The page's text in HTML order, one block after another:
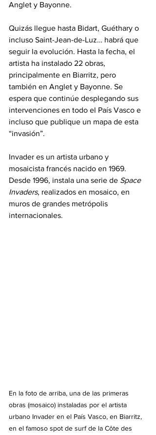
Anglet y Bayonne.
Quizás llegue hasta Bidart, Guéthary o
incluso Saint-Jean-de-Luz… habrá que
seguir la evolución. Hasta la fecha, el
artista ha instalado 22 obras,
principalmente en Biarritz, pero
también en Anglet y Bayonne. Se
espera que continúe desplegando sus
intervenciones en todo el País Vasco e
incluso que publique un mapa de esta
“invasión”.
Invader es un artista urbano y
mosaicista francés nacido en 1969.
Desde 1996, instala una serie de Space
Invaders, realizados en mosaico, en
muros de grandes metrópolis
internacionales.
En la foto de arriba, una de las primeras
obras (mosaico) instaladas por el artista
urbano Invader en el País Vasco, en Biarritz,
en el famoso spot de surf de la Côte des